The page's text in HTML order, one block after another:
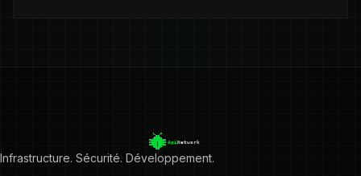
Infrastructure. Sécurité. Développement.